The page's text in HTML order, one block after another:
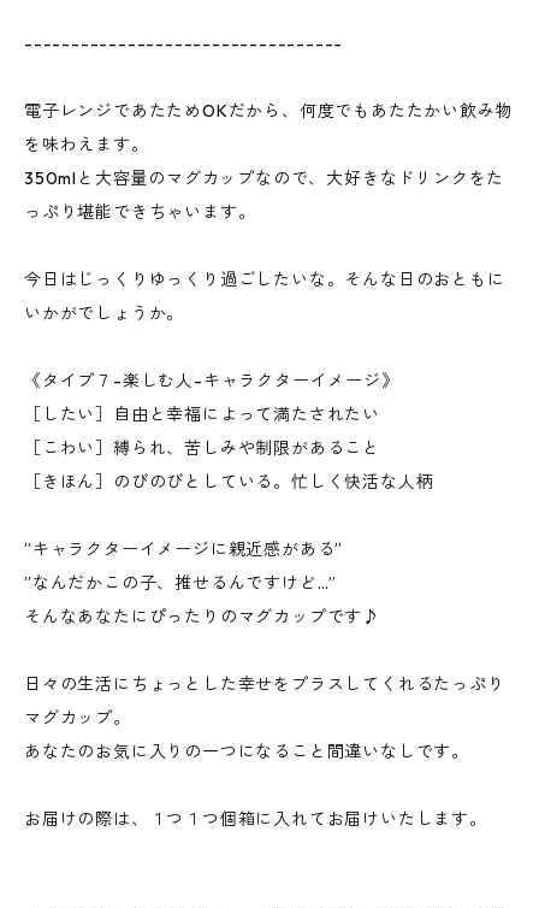
----------------------------------
電子レンジであたためOKだから、何度でもあたたかい飲み物
を味わえます。
350mlと大容量のマグカップなので、大好きなドリンクをた
っぷり堪能できちゃいます。
今日はじっくりゆっくり過ごしたいな。そんな日のおともに
いかがでしょうか。
《タイプ７-楽しむ人-キャラクターイメージ》
［したい］自由と幸福によって満たされたい
［こわい］縛られ、苦しみや制限があること
［きほん］のびのびとしている。忙しく快活な人柄
”キャラクターイメージに親近感がある”
”なんだかこの子、推せるんですけど…”
そんなあなたにぴったりのマグカップです♪
日々の生活にちょっとした幸せをプラスしてくれるたっぷり
マグカップ。
あなたのお気に入りの一つになること間違いなしです。
お届けの際は、１つ１つ個箱に入れてお届けいたします。